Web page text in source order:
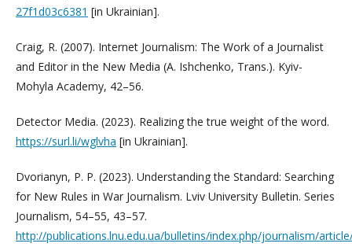
27f1d03c6381 [in Ukrainian].
Craig, R. (2007). Internet Journalism: The Work of a Journalist
and Editor in the New Media (A. Ishchenko, Trans.). Kyiv-
Mohyla Academy, 42–56.
Detector Media. (2023). Realizing the true weight of the word.
https://surl.li/wglvha [in Ukrainian].
Dvorianyn, P. P. (2023). Understanding the Standard: Searching
for New Rules in War Journalism. Lviv University Bulletin. Series
Journalism, 54–55, 43–57.
http://publications.lnu.edu.ua/bulletins/index.php/journalism/